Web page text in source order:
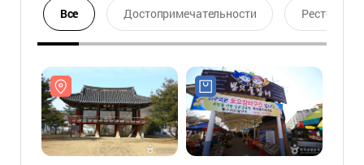
Все Достопримечательности Ресторан